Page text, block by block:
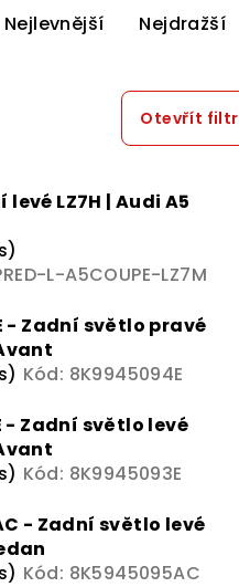
Nejlevnější Nejdražší
Otevřít filtr
LZ7H | Audi A5
L-A5COUPE-LZ7M
- Zadní světlo pravé
Kód: 8K9945094E
- Zadní světlo levé
Kód: 8K9945093E
- Zadní světlo levé
Kód: 8K5945095AC